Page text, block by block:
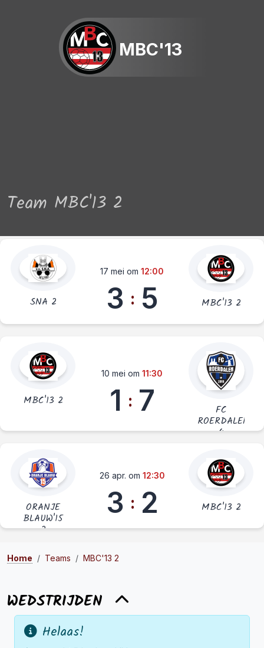
MBC'13
Team MBC'13 2
SNA 2
17 mei om 12:00
3 : 5 MBC'13 2
MBC'13 2
10 mei om 11:30
1 : 7 FC
ROERDALEN
4
ORANJE
BLAUW'15
2
26 apr. om 12:30
3 : 2 MBC'13 2
Home Teams MBC'13 2
WEDSTRIJDEN
Helaas!